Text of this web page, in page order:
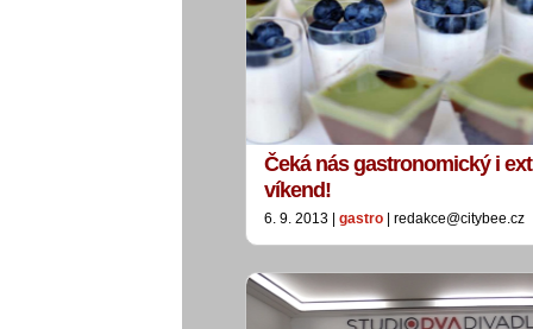
Čeká nás gastronomický i
víkend!
6. 9. 2013 | gastro | redakce@citybee.cz